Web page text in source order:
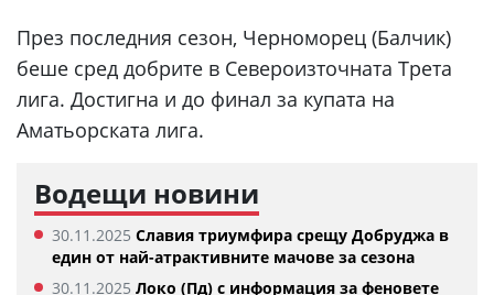
През последния сезон, Черноморец (Балчик)
беше сред добрите в Североизточната Трета
лига. Достигна и до финал за купата на
Аматьорската лига.
Водещи новини
30.11.2025 Славия триумфира срещу Добруджа в
един от най-атрактивните мачове за сезона
30.11.2025 Локо (Пд) с информация за феновете